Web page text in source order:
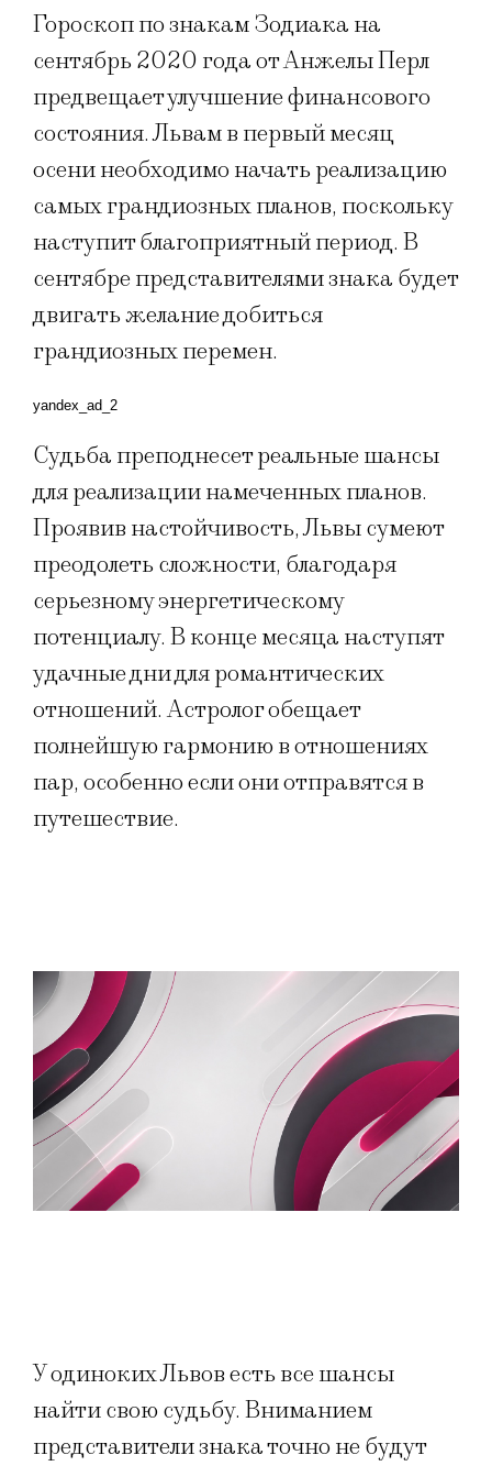
Гороскоп по знакам Зодиака на
сентябрь 2020 года от Анжелы Перл
предвещает улучшение финансового
состояния. Львам в первый месяц
осени необходимо начать реализацию
самых грандиозных планов, поскольку
наступит благоприятный период. В
сентябре представителями знака будет
двигать желание добиться
грандиозных перемен.
yandex_ad_2
Судьба преподнесет реальные шансы
для реализации намеченных планов.
Проявив настойчивость, Львы сумеют
преодолеть сложности, благодаря
серьезному энергетическому
потенциалу. В конце месяца наступят
удачные дни для романтических
отношений. Астролог обещает
полнейшую гармонию в отношениях
пар, особенно если они отправятся в
путешествие.
У одиноких Львов есть все шансы
найти свою судьбу. Вниманием
представители знака точно не будут